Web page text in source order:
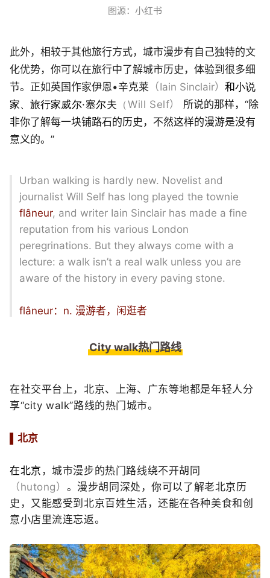
图源：小红书
此外，相较于其他旅行方式，城市漫步有自己独特的文
化优势，你可以在旅行中了解城市历史，体验到很多细
节。正如英国作家伊恩•辛克莱 （Iain Sinclair） 和小说
家、旅行家威尔·塞尔夫 （Will Self） 所说的那样，“除
非你了解每一块铺路石的历史，不然这样的漫游是没有
意义的。”
Urban walking is hardly new. Novelist and
journalist Will Self has long played the townie
flâneur, and writer Iain Sinclair has made a fine
reputation from his various London
peregrinations. But they always come with a
lecture: a walk isn’t a real walk unless you are
aware of the history in every paving stone.
flâneur：n. 漫游者，闲逛者
City walk热门路线
在社交平台上，北京、上海、广东等地都是年轻人分
享“city walk”路线的热门城市。
▌北京
在北京 ，城市漫步的热门路线绕不开胡同
（hutong） 。漫步胡同深处，你可以了解老北京历
史，又能感受到北京百姓生活，还能在各种美食和创
意小店里流连忘返。